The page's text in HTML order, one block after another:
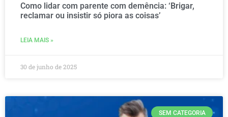
Como lidar com parente com demência: ‘Brigar,
reclamar ou insistir só piora as coisas’
LEIA MAIS »
30 de junho de 2025
SEM CATEGORIA